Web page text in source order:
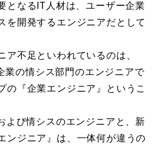
となるIT人材は、ユーザー企業
を開発するエンジニアだとして
ア不足といわれているのは、
業の情シス部門のエンジニアで
の『企業エンジニア』というこ
よび情シスのエンジニアと、新
ンジニア』は、一体何が違うの